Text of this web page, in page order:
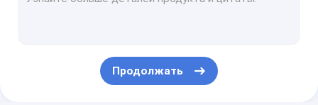
Продолжать